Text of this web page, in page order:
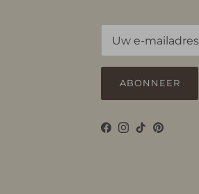
ABONNEER
Facebook
Instagram
TikTokPinterest